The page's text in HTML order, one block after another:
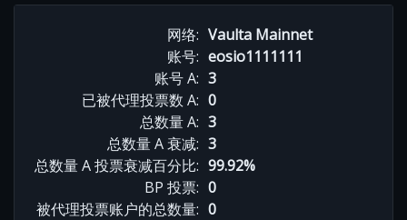
网络: Vaulta Mainnet
账号: eosio1111111
账号 A: 3
已被代理投票数 A: 0
总数量 A: 3
总数量 A 衰减: 3
总数量 A 投票衰减百分比: 99.92%
BP 投票: 0
被代理投票账户的总数量: 0